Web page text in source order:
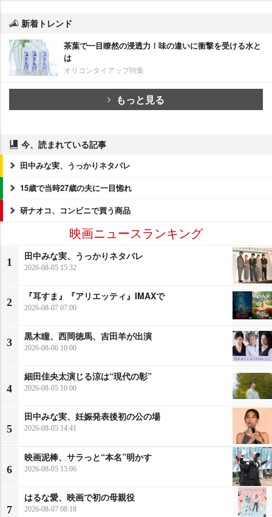
新着トレンド
茶葉で一目瞭然の浸透力！味の違いに衝撃を受ける水と
は
オリコンタイアップ特集
もっと見る
今、読まれている記事
田中みな実、うっかりネタバレ
15歳で当時27歳の夫に一目惚れ
研ナオコ、コンビニで買う商品
映画ニュースランキング
1
田中みな実、うっかりネタバレ
2026-08-05 15:32
2
『耳すま』『アリエッティ』IMAXで
2026-08-07 07:00
3
黒木瞳、西岡徳馬、吉田羊が出演
2026-08-06 10:00
4
細田佳央太演じる涼は“現代の彰”
2026-08-05 10:00
5
田中みな実、妊娠発表後初の公の場
2026-08-05 14:41
6
映画泥棒、サラっと“本名”明かす
2026-08-05 15:06
7
はるな愛、映画で初の母親役
2026-08-07 08:18